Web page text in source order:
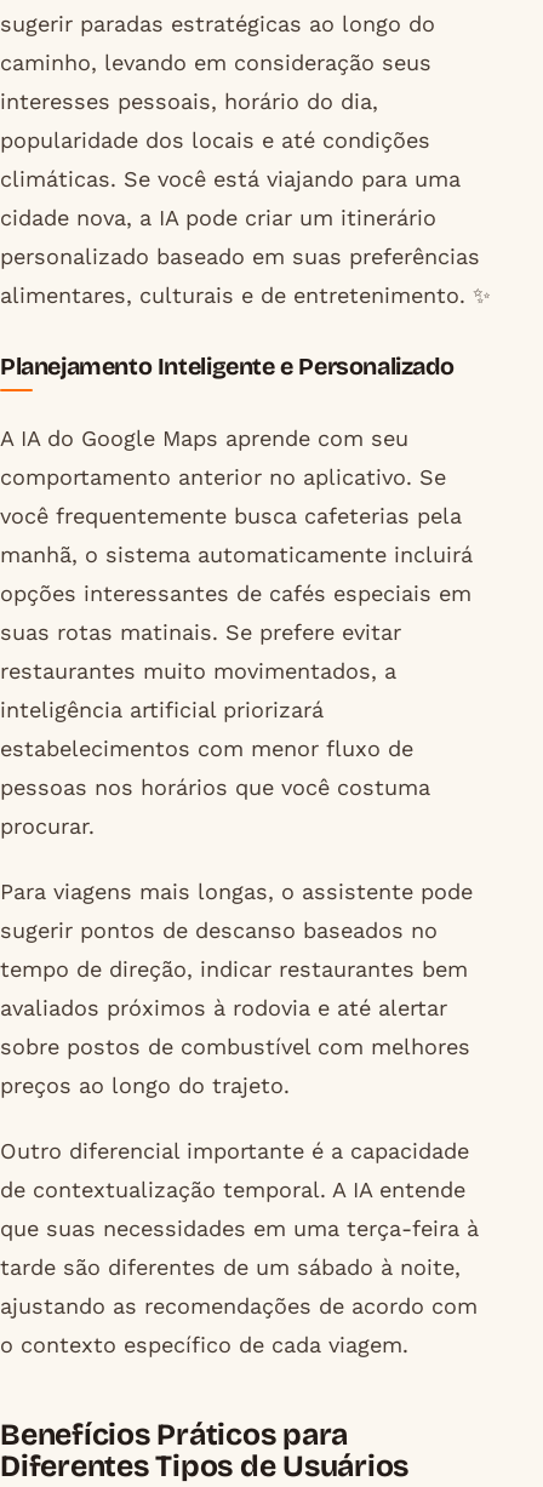
sugerir paradas estratégicas ao longo do
caminho, levando em consideração seus
interesses pessoais, horário do dia,
popularidade dos locais e até condições
climáticas. Se você está viajando para uma
cidade nova, a IA pode criar um itinerário
personalizado baseado em suas preferências
alimentares, culturais e de entretenimento. ✨
Planejamento Inteligente e Personalizado
A IA do Google Maps aprende com seu
comportamento anterior no aplicativo. Se
você frequentemente busca cafeterias pela
manhã, o sistema automaticamente incluirá
opções interessantes de cafés especiais em
suas rotas matinais. Se prefere evitar
restaurantes muito movimentados, a
inteligência artificial priorizará
estabelecimentos com menor fluxo de
pessoas nos horários que você costuma
procurar.
Para viagens mais longas, o assistente pode
sugerir pontos de descanso baseados no
tempo de direção, indicar restaurantes bem
avaliados próximos à rodovia e até alertar
sobre postos de combustível com melhores
preços ao longo do trajeto.
Outro diferencial importante é a capacidade
de contextualização temporal. A IA entende
que suas necessidades em uma terça-feira à
tarde são diferentes de um sábado à noite,
ajustando as recomendações de acordo com
o contexto específico de cada viagem.
Benefícios Práticos para
Diferentes Tipos de Usuários